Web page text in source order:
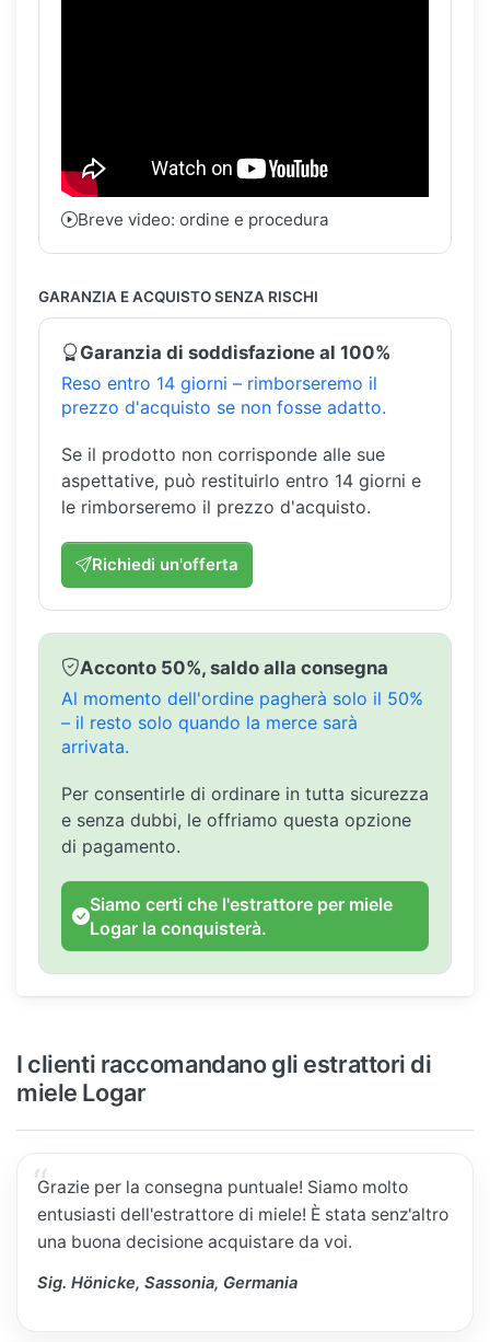
Breve video: ordine e procedura
GARANZIA E ACQUISTO SENZA RISCHI
Garanzia di soddisfazione al 100%
Reso entro 14 giorni – rimborseremo il
prezzo d'acquisto se non fosse adatto.
Se il prodotto non corrisponde alle sue
aspettative, può restituirlo entro 14 giorni e
le rimborseremo il prezzo d'acquisto.
Richiedi un'offerta
Acconto 50%, saldo alla consegna
Al momento dell'ordine pagherà solo il 50%
– il resto solo quando la merce sarà
arrivata.
Per consentirle di ordinare in tutta sicurezza
e senza dubbi, le offriamo questa opzione
di pagamento.
Siamo certi che l'estrattore per miele
Logar la conquisterà.
I clienti raccomandano gli estrattori di
miele Logar
Grazie per la consegna puntuale! Siamo molto
entusiasti dell'estrattore di miele! È stata senz'altro
una buona decisione acquistare da voi.
Sig. Hönicke, Sassonia, Germania